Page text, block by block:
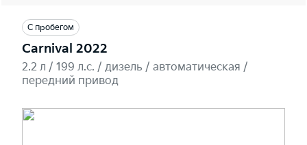
С пробегом
Carnival 2022
2.2 л / 199 л.c. / дизель / автоматическая /
передний привод